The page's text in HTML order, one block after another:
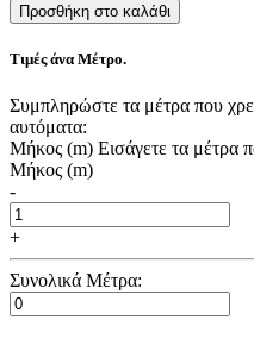
Προσθήκη στο καλάθι
Τιμές άνα Μέτρο.
Συμπληρώστε τα μέτρα που
αυτόματα:
Μήκος (m) Εισάγετε τα μέτρα
Μήκος (m)
-
+
Συνολικά Μέτρα: